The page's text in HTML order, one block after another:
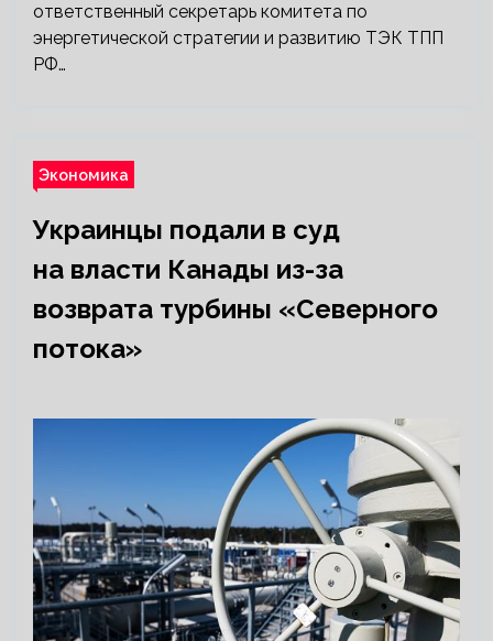
ответственный секретарь комитета по
энергетической стратегии и развитию ТЭК ТПП
РФ…
Экономика
Украинцы подали в суд
на власти Канады из-за
возврата турбины «Северного
потока»